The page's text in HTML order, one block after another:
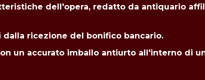
dell'opera, redatto da antiquario
dalla ricezione del bonifico bancario.
un accurato imballo antiurto all'interno di